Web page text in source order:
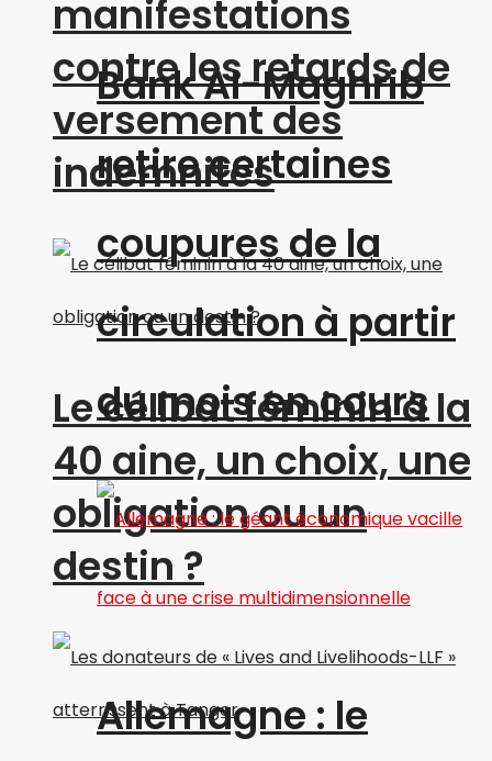
manifestations
contre les retards de
versement des
indemnités
Le célibat féminin à la
40 aine, un choix, une
obligation ou un
destin ?
Bank Al-Maghrib
retire certaines
coupures de la
circulation à partir
du mois en cours
Allemagne : le